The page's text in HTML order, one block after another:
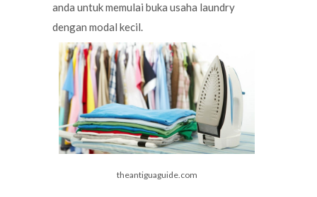
anda untuk memulai buka usaha laundry
dengan modal kecil.
theantiguaguide.com